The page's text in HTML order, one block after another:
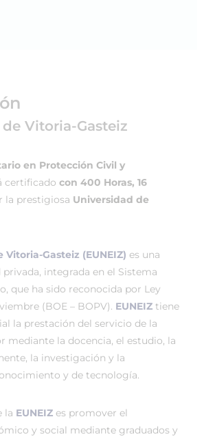
Vitoria-Gasteiz
en Protección Civil y
certificado con 400 Horas, 16
la prestigiosa Universidad de
Vitoria-Gasteiz (EUNEIZ) es una
integrada en el Sistema
que ha sido reconocida por Ley
(BOE – BOPV). EUNEIZ tiene
la prestación del servicio de la
mediante la docencia, el estudio, la
la investigación y la
y de tecnología.
la EUNEIZ es promover el
y social mediante graduados y